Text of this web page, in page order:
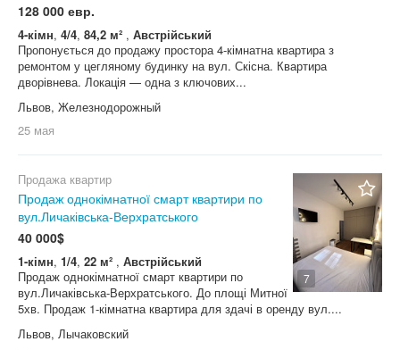
128 000 евр.
4-кімн, 4/4, 84,2 м² , Австрійський
Пропонується до продажу простора 4-кімнатна квартира з
ремонтом у цегляному будинку на вул. Скісна. Квартира
дворівнева. Локація — одна з ключових...
Львов, Железнодорожный
25 мая
7
Продажа квартир
Продаж однокімнатної смарт квартири по
вул.Личаківська-Верхратського
40 000$
1-кімн, 1/4, 22 м² , Австрійський
Продаж однокімнатної смарт квартири по
вул.Личаківська-Верхратського. До площі Митної
5хв. Продаж 1-кімнатна квартира для здачі в оренду вул....
Львов, Лычаковский